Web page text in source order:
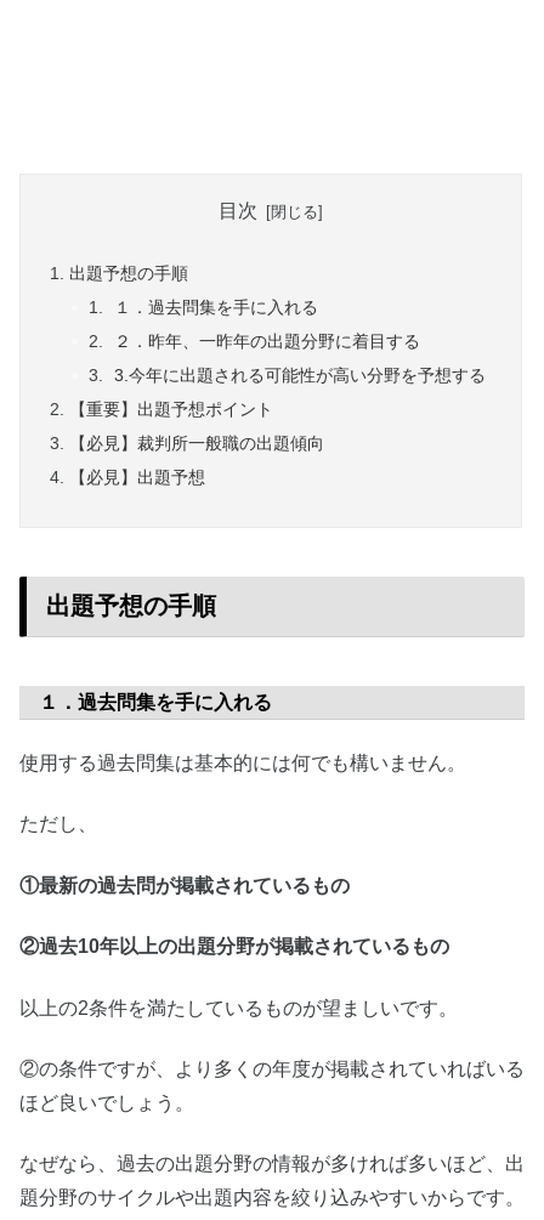
目次
出題予想の手順
１．過去問集を手に入れる
２．昨年、一昨年の出題分野に着目する
3.今年に出題される可能性が高い分野を予想する
【重要】出題予想ポイント
【必見】裁判所一般職の出題傾向
【必見】出題予想
出題予想の手順
１．過去問集を手に入れる
使用する過去問集は基本的には何でも構いません。
ただし、
①最新の過去問が掲載されているもの
②過去10年以上の出題分野が掲載されているもの
以上の2条件を満たしているものが望ましいです。
②の条件ですが、より多くの年度が掲載されていればいる
ほど良いでしょう。
なぜなら、過去の出題分野の情報が多ければ多いほど、出
題分野のサイクルや出題内容を絞り込みやすいからです。